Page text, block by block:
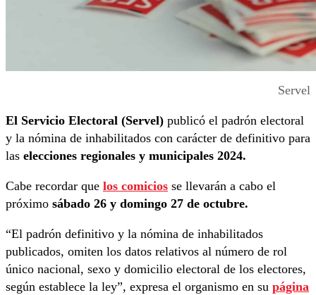
Servel
El Servicio Electoral (Servel) publicó el padrón electoral
y la nómina de inhabilitados con carácter de definitivo para
las elecciones regionales y municipales 2024.
Cabe recordar que los comicios se llevarán a cabo el
próximo sábado 26 y domingo 27 de octubre.
“El padrón definitivo y la nómina de inhabilitados
publicados, omiten los datos relativos al número de rol
único nacional, sexo y domicilio electoral de los electores,
según establece la ley”, expresa el organismo en su página